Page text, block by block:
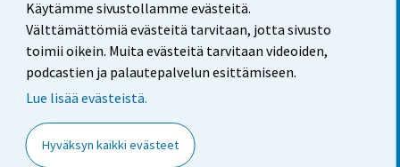
Käytämme sivustollamme evästeitä.
Välttämättömiä evästeitä tarvitaan, jotta sivusto
toimii oikein. Muita evästeitä tarvitaan videoiden,
podcastien ja palautepalvelun esittämiseen.
Lue lisää evästeistä.
Hyväksyn kaikki evästeet
Palaute
Käyttöehdot
Saavutettavuus
Tietoa sivustosta